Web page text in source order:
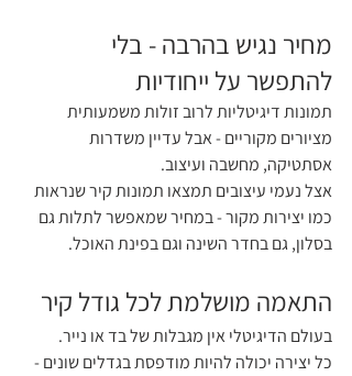
מחיר נגיש בהרבה - בלי
להתפשר על ייחודיות
תמונות דיגיטליות לרוב זולות משמעותית
מציורים מקוריים - אבל עדיין משדרות
אסתטיקה, מחשבה ועיצוב.
אצל נעמי עיצובים תמצאו תמונות קיר שנראות
כמו יצירות מקור - במחיר שמאפשר לתלות גם
בסלון, גם בחדר השינה וגם בפינת האוכל.
התאמה מושלמת לכל גודל קיר
בעולם הדיגיטלי אין מגבלות של בד או נייר.
כל יצירה יכולה להיות מודפסת בגדלים שונים -